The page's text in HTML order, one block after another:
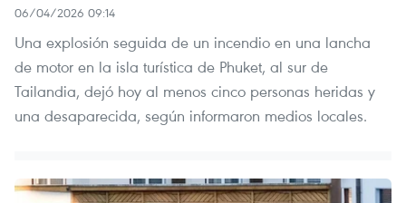
06/04/2026 09:14
Una explosión seguida de un incendio en una lancha
de motor en la isla turística de Phuket, al sur de
Tailandia, dejó hoy al menos cinco personas heridas y
una desaparecida, según informaron medios locales.